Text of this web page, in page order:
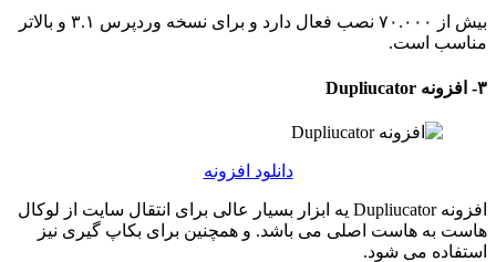
بیش از ۷۰.۰۰۰ نصب فعال دارد و برای نسخه وردپرس ۳.۱ و بالاتر
مناسب است.
۳- افزونه Dupliucator
دانلود افزونه
افزونه Dupliucator یه ابزار بسیار عالی برای انتقال سایت از لوکال
هاست به هاست اصلی می باشد. و همچنین برای بکاپ گیری نیز
استفاده می شود.